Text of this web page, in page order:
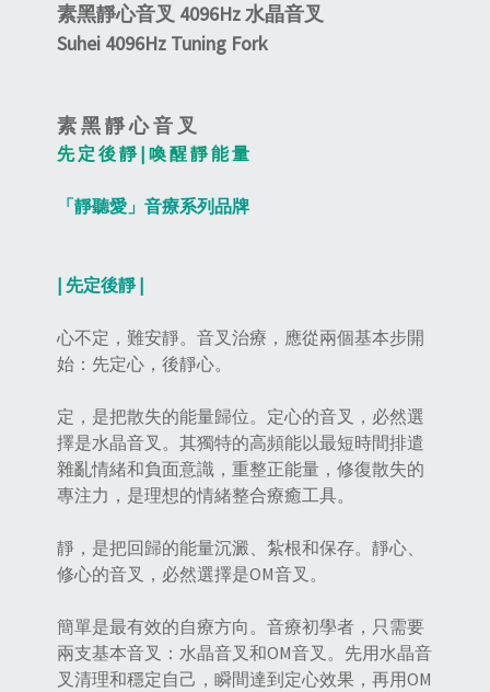
素黑靜心音叉 4096Hz 水晶音叉
Suhei 4096Hz Tuning Fork
素 黑 靜 心 音 叉
先 定 後 靜 | 喚 醒 靜 能 量
「靜聽愛」音療系列品牌
| 先定後靜 |
心不定，難安靜。音叉治療，應從兩個基本步開
始：先定心，後靜心。
定，是把散失的能量歸位。定心的音叉，必然選
擇是水晶音叉。其獨特的高頻能以最短時間排遣
雜亂情緒和負面意識，重整正能量，修復散失的
專注力，是理想的情緒整合療癒工具。
靜，是把回歸的能量沉澱、紮根和保存。靜心、
修心的音叉，必然選擇是OM音叉。
簡單是最有效的自療方向。音療初學者，只需要
兩支基本音叉：水晶音叉和OM音叉。先用水晶音
叉清理和穩定自己，瞬間達到定心效果，再用OM